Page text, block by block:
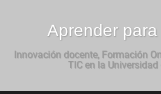
Aprender
Innovación docente, Formación
TIC en la Universidad